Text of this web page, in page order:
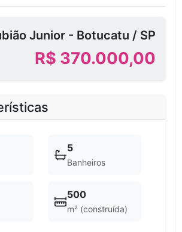
Junior - Botucatu / SP
R$ 370.000,00
5
Banheiros
500
m² (construída)